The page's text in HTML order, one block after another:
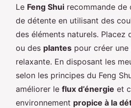
Le Feng Shui recommande de
de détente en utilisant des
des éléments naturels. Placez
ou des plantes pour créer
relaxante. En disposant les
selon les principes du Feng
améliorer le flux d’énergie et
environnement propice à la